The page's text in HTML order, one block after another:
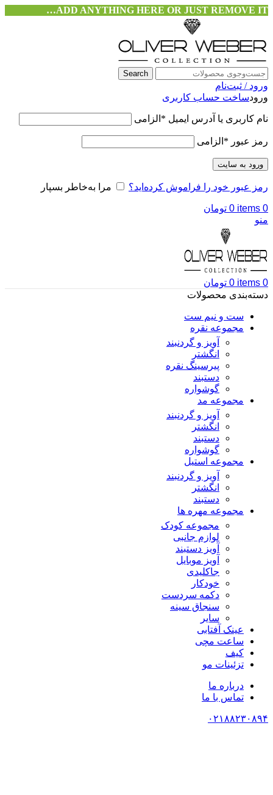
ADD ANYTHING HERE OR JUST REMOVE IT…
Search
ورود / ثبت‌نام
ورودساخت حساب کاربری
نام کاربری یا آدرس ایمیل * الزامی
رمز عبور * الزامی
ورود به سایت
رمز عبور خود را فراموش کرده‌اید؟ مرا به‌خاطر بسپار
0
items
0 تومان
منو
0
items
0 تومان
دسته‌بندی محصولات
ست و نیم ست
مجموعه نقره
آویز و گردنبند
انگشتر
پیرسینگ نقره
دستبند
گوشواره
مجموعه مد
آویز و گردنبند
انگشتر
دستبند
گوشواره
مجموعه استیل
آویز و گردنبند
انگشتر
دستبند
مجموعه مهره ها
مجموعه کودک
لوازم جانبی
آویز دستبند
آویز موبایل
جاکلیدی
خودکار
دکمه سردست
سنجاق سینه
سایر
عینک آفتابی
ساعت مچی
کیف
تزئینات مو
درباره ما
تماس با ما
۰۲۱۸۸۲۳۰۸۹۴